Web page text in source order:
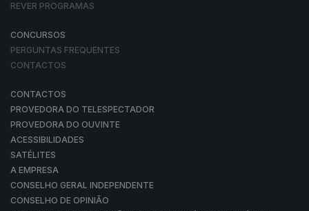
REVER PROGRAMAS
CONCURSOS
PERGUNTAS FREQUENTES
CONTACTOS
CONTACTOS
PROVEDORA DO TELESPECTADOR
PROVEDORA DO OUVINTE
ACESSIBILIDADES
SATÉLITES
A EMPRESA
CONSELHO GERAL INDEPENDENTE
CONSELHO DE OPINIÃO